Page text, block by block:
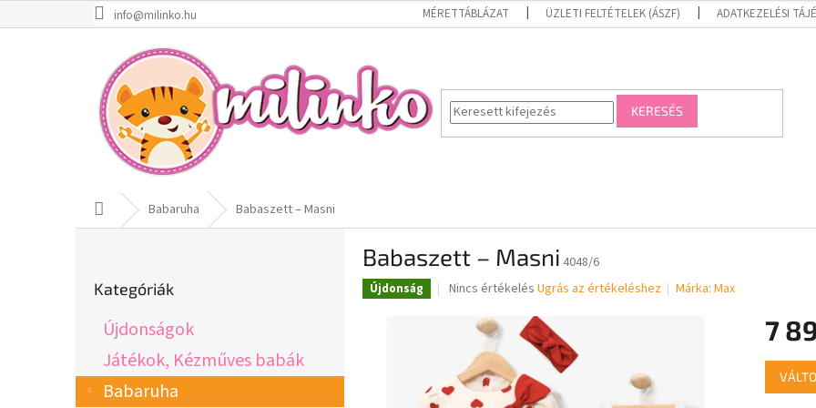
a
info@milinko.hu MÉRETTÁBLÁZAT ÜZLETI FELTÉTELEK (ÁSZF) ADATKEZELÉSI
KERESÉS
KezdőlapBabaruha Babaszett – Masni
p
átugrása
Kategóriák
Újdonságok
Játékok, Kézműves babák
Babaruha
Babaszett – Masni 4048/6
Újdonság
A
átlagos
értékelése
ből
0,0
Nincs értékelés Ugrás az értékeléshez Márka:Max
7